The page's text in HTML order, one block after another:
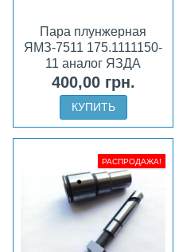
Пара плунжерная
ЯМЗ-7511 175.1111150-
11 аналог ЯЗДА
400,00 грн.
КУПИТЬ
РАСПРОДАЖА!